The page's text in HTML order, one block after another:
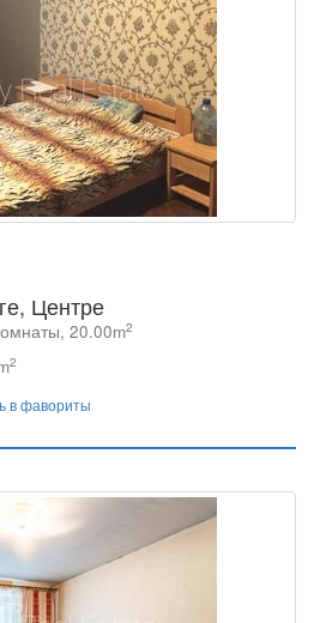
Центре
20.00m2
2
в фавориты